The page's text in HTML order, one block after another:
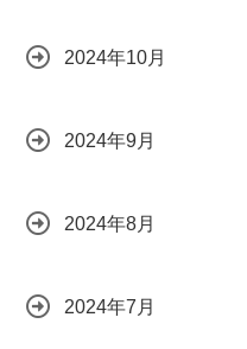
2024年10月
2024年9月
2024年8月
2024年7月